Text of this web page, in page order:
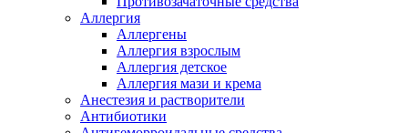
Аллергия
Аллергены
Аллергия взрослым
Аллергия детское
Аллергия мази и крема
Анестезия и растворители
Антибиотики